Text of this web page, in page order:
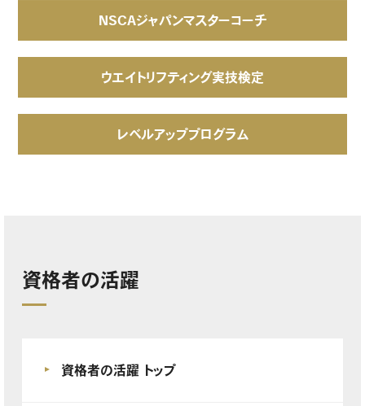
NSCAジャパンマスターコーチ
ウエイトリフティング実技検定
レベルアッププログラム
資格者の活躍
資格者の活躍 トップ